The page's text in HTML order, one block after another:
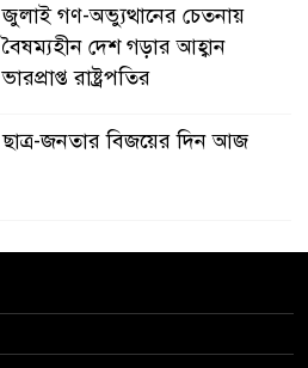
জুলাই গণ-অভ্যুত্থানের চেতনায়
বৈষম্যহীন দেশ গড়ার আহ্বান
ভারপ্রাপ্ত রাষ্ট্রপতির
ছাত্র-জনতার বিজয়ের দিন আজ